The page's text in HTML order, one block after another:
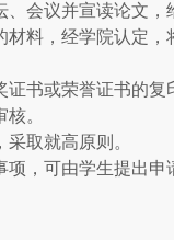
、会议并宣读论文，
材料，经学院认定，
证书或荣誉证书的复
。
采取就高原则。
项，可由学生提出